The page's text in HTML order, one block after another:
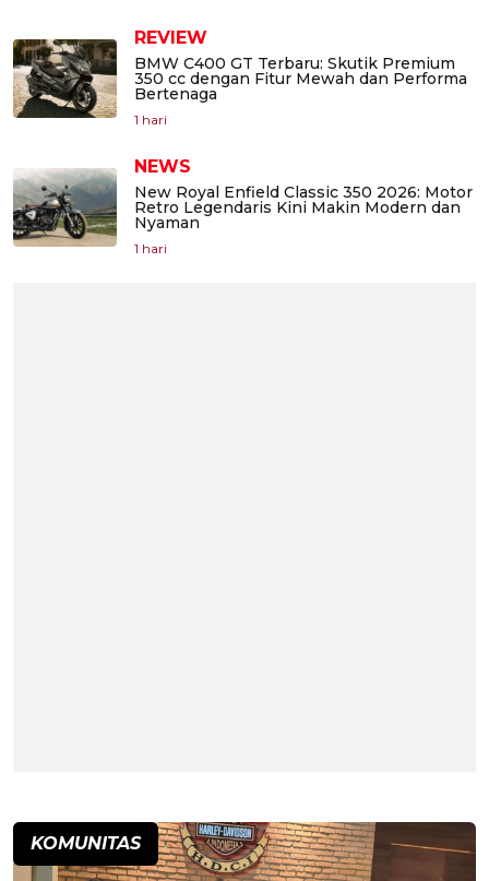
REVIEW
BMW C400 GT Terbaru: Skutik Premium
350 cc dengan Fitur Mewah dan Performa
Bertenaga
1 hari
NEWS
New Royal Enfield Classic 350 2026: Motor
Retro Legendaris Kini Makin Modern dan
Nyaman
1 hari
KOMUNITAS